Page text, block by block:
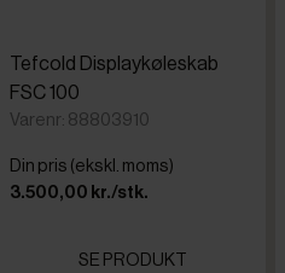
Tefcold Displaykøleskab
FSC 100
Varenr: 88803910
Din pris (ekskl. moms)
3.500,00 kr./stk.
SE PRODUKT